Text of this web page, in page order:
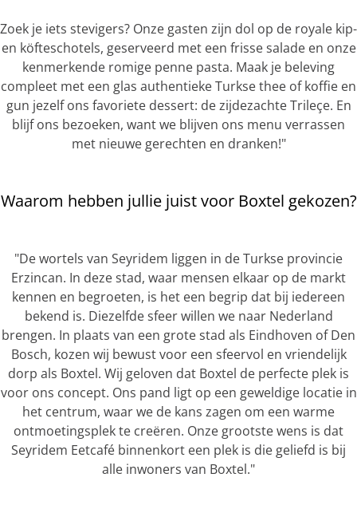
Zoek je iets stevigers? Onze gasten zijn dol op de royale kip-
en köfteschotels, geserveerd met een frisse salade en onze
kenmerkende romige penne pasta. Maak je beleving
compleet met een glas authentieke Turkse thee of koffie en
gun jezelf ons favoriete dessert: de zijdezachte Trileçe. En
blijf ons bezoeken, want we blijven ons menu verrassen
met nieuwe gerechten en dranken!"
Waarom hebben jullie juist voor Boxtel gekozen?
"De wortels van Seyridem liggen in de Turkse provincie
Erzincan. In deze stad, waar mensen elkaar op de markt
kennen en begroeten, is het een begrip dat bij iedereen
bekend is. Diezelfde sfeer willen we naar Nederland
brengen. In plaats van een grote stad als Eindhoven of Den
Bosch, kozen wij bewust voor een sfeervol en vriendelijk
dorp als Boxtel. Wij geloven dat Boxtel de perfecte plek is
voor ons concept. Ons pand ligt op een geweldige locatie in
het centrum, waar we de kans zagen om een warme
ontmoetingsplek te creëren. Onze grootste wens is dat
Seyridem Eetcafé binnenkort een plek is die geliefd is bij
alle inwoners van Boxtel."